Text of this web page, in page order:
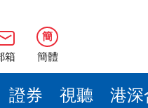
箱
簡
簡體
證券 視聽 港深